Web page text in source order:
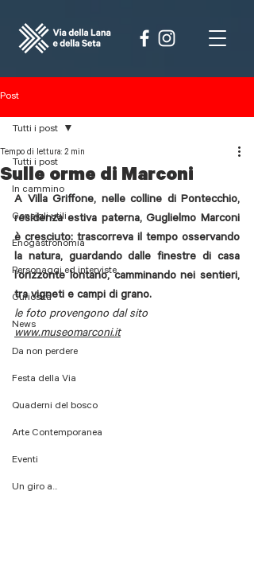
Post
Tutti i post
In cammino
Consigli utili
Enogastronomia
Personaggi ed interviste
Curiosità
News
Da non perdere
Festa della Via
Quaderni del bosco
Arte Contemporanea
Eventi
Un giro a...
Tutti i post
Sulle orme di Marconi
Tempo di lettura: 2 min
A Villa Griffone, nelle colline di Pontecchio,
residenza estiva paterna, Guglielmo Marconi
è cresciuto: trascorreva il tempo osservando
la natura, guardando dalle finestre di casa
l’orizzonte lontano, camminando nei sentieri,
tra vigneti e campi di grano.
le foto provengono dal sito
www.museomarconi.it